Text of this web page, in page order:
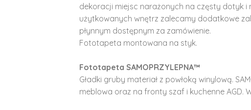
dekoracji miejsc narażonych na częsty dotyk i
użytkowanych wnętrz zalecamy dodatkowe
płynnym dostępnym za zamówienie.
Fototapeta montowana na styk.
Fototapeta SAMOPRZYLEPNA™
Gładki gruby materiał z powłoką winylową.
meblowa oraz na fronty szaf i kuchenne AGD.